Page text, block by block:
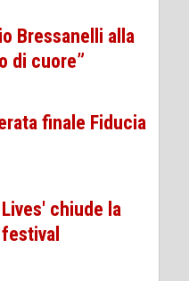
Bressanelli alla
di cuore”
finale Fiducia
chiude la